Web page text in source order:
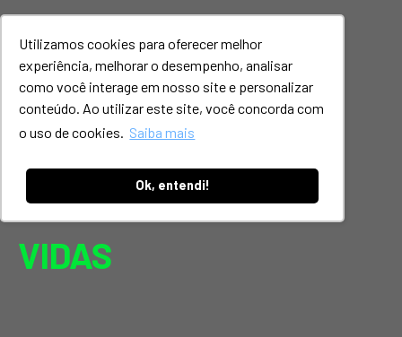
Utilizamos cookies para oferecer melhor
experiência, melhorar o desempenho, analisar
como você interage em nosso site e personalizar
conteúdo. Ao utilizar este site, você concorda com
o uso de cookies. Saiba mais
Ok, entendi!
Série:
CONECTAR É
TRANSFORMAR
VIDAS